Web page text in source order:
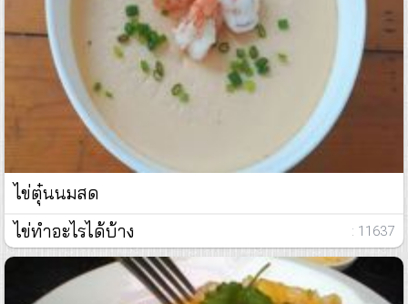
ไข่ตุ๋นนมสด
ไข่ทำอะไรได้บ้าง
: 11637